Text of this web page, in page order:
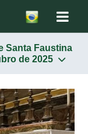
Santa Faustina
de 2025